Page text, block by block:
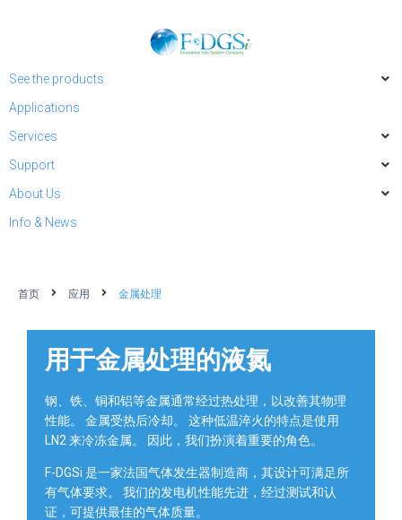
See the products
Applications
Services
Support
About Us
Info & News
首页 应用 金属处理
用于金属处理的液氮
钢、铁、铜和铝等金属通常经过热处理，以改善其物理
性能。 金属受热后冷却。 这种低温淬火的特点是使用
LN2 来冷冻金属。 因此，我们扮演着重要的角色。
F-DGSi 是一家法国气体发生器制造商，其设计可满足所
有气体要求。 我们的发电机性能先进，经过测试和认
证，可提供最佳的气体质量。